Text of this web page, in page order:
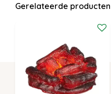
Gerelateerde producten